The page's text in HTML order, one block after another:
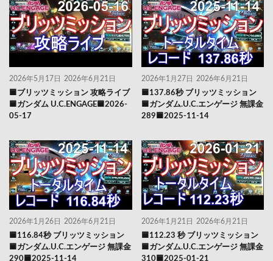
2026年5月17日 2026年6月21日
🟦ブリッツミッション 攻略ライブ
🟦ガンダム U.C.ENGAGE🟦2026-
05-17
2026年1月27日 2026年6月21日
🟦137.86秒 ブリッツミッション
🟦ガンダム.U.C.エンゲージ 無課金
289🟦2025-11-14
2026年1月26日 2026年6月21日
🟦116.84秒 ブリッツミッション
🟦ガンダム.U.C.エンゲージ 無課金
290🟦2025-11-14
2026年1月21日 2026年6月21日
🟦112.23 秒 ブリッツミッション
🟦ガンダム.U.C.エンゲージ 無課金
310🟦2025-01-21